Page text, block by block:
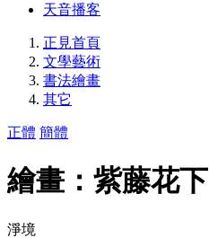
天音播客
正見首頁
文學藝術
書法繪畫
其它
正體 簡體
繪畫：紫藤花下
淨境